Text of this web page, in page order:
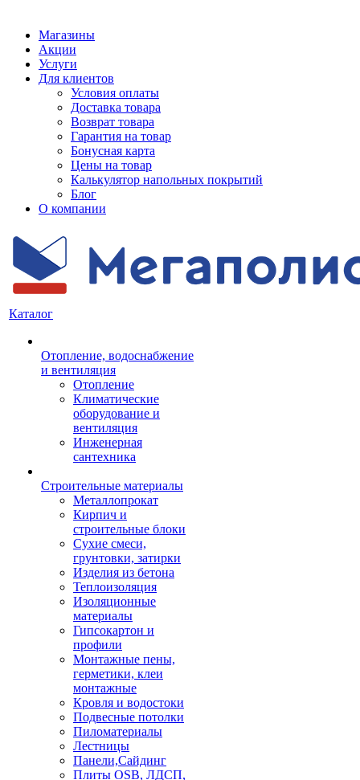
Магазины
Акции
Услуги
Для клиентов
Условия оплаты
Доставка товара
Возврат товара
Гарантия на товар
Бонусная карта
Цены на товар
Калькулятор напольных покрытий
Блог
О компании
Каталог
Отопление, водоснабжение
и вентиляция
Отопление
Климатические
оборудование и
вентиляция
Инженерная
сантехника
Строительные материалы
Металлопрокат
Кирпич и
строительные блоки
Сухие смеси,
грунтовки, затирки
Изделия из бетона
Теплоизоляция
Изоляционные
материалы
Гипсокартон и
профили
Монтажные пены,
герметики, клеи
монтажные
Кровля и водостоки
Подвесные потолки
Пиломатериалы
Лестницы
Панели,Сайдинг
Плиты OSB, ЛДСП,